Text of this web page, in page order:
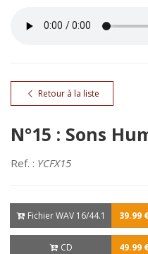
Retour à la liste
N°15 : Sons
Ref. : YCFX15
Fichier WAV 16/44.1 39.99
CD 49.99